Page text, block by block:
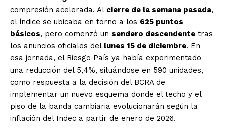
compresión acelerada. Al cierre de la semana pasada,
el índice se ubicaba en torno a los 625 puntos
básicos, pero comenzó un sendero descendente tras
los anuncios oficiales del lunes 15 de diciembre. En
esa jornada, el Riesgo País ya había experimentado
una reducción del 5,4%, situándose en 590 unidades,
como respuesta a la decisión del BCRA de
implementar un nuevo esquema donde el techo y el
piso de la banda cambiaria evolucionarán según la
inflación del Indec a partir de enero de 2026.